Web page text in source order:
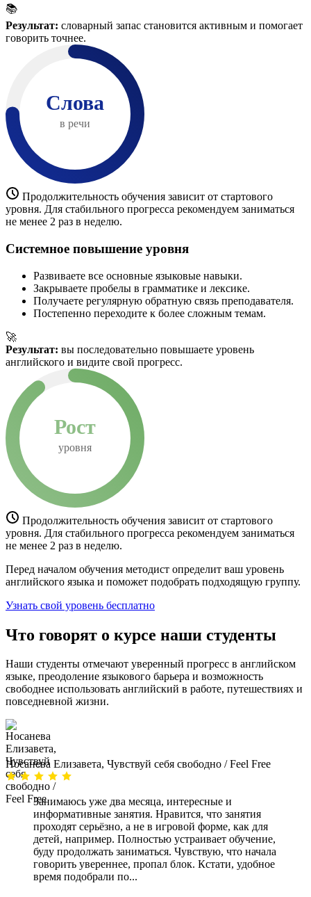
📚
Результат: словарный запас становится активным и помогает
говорить точнее.
Слова
в речи
Продолжительность обучения зависит от стартового
уровня. Для стабильного прогресса рекомендуем заниматься
не менее 2 раз в неделю.
Системное повышение уровня
Развиваете все основные языковые навыки.
Закрываете пробелы в грамматике и лексике.
Получаете регулярную обратную связь преподавателя.
Постепенно переходите к более сложным темам.
🚀
Результат: вы последовательно повышаете уровень
английского и видите свой прогресс.
Рост
уровня
Продолжительность обучения зависит от стартового
уровня. Для стабильного прогресса рекомендуем заниматься
не менее 2 раз в неделю.
Перед началом обучения методист определит ваш уровень
английского языка и поможет подобрать подходящую группу.
Узнать свой уровень бесплатно
Что говорят о курсе наши студенты
Наши студенты отмечают уверенный прогресс в английском
языке, преодоление языкового барьера и возможность
свободнее использовать английский в работе, путешествиях и
повседневной жизни.
Носанева Елизавета, Чувствуй себя свободно / Feel Free
Занимаюсь уже два месяца, интересные и
информативные занятия. Нравится, что занятия
проходят серьёзно, а не в игровой форме, как для
детей, например. Полностью устраивает обучение,
буду продолжать заниматься. Чувствую, что начала
говорить увереннее, пропал блок. Кстати, удобное
время подобрали по...